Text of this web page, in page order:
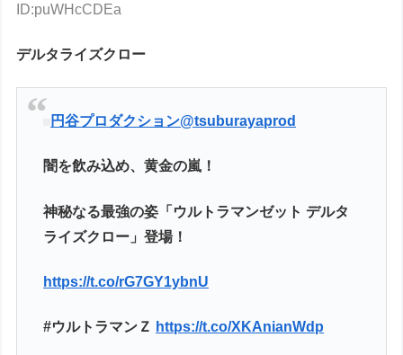
ID:puWHcCDEa
デルタライズクロー
円谷プロダクション@tsuburayaprod
闇を飲み込め、黄金の嵐！
神秘なる最強の姿「ウルトラマンゼット デルタ
ライズクロー」登場！
https://t.co/rG7GY1ybnU
#ウルトラマンＺ https://t.co/XKAnianWdp